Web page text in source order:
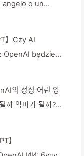
angelo o un
】Czy AI
będzie
의 정성 어린 양
까 악마가 될까?—
】